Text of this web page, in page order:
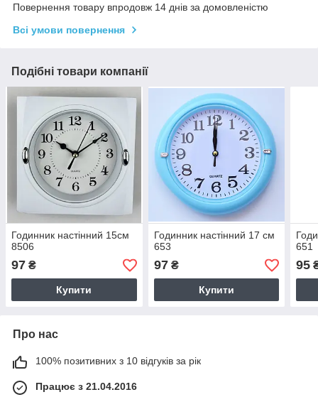
Повернення товару впродовж 14 днів за домовленістю
Всі умови повернення
Подібні товари компанії
Годинник настінний 15см
8506
97 ₴
Купити
Годинник настінний 17 см
653
97₴
Купити
651
95
Про нас
100% позитивних з 10 відгуків за рік
Працює з 21.04.2016